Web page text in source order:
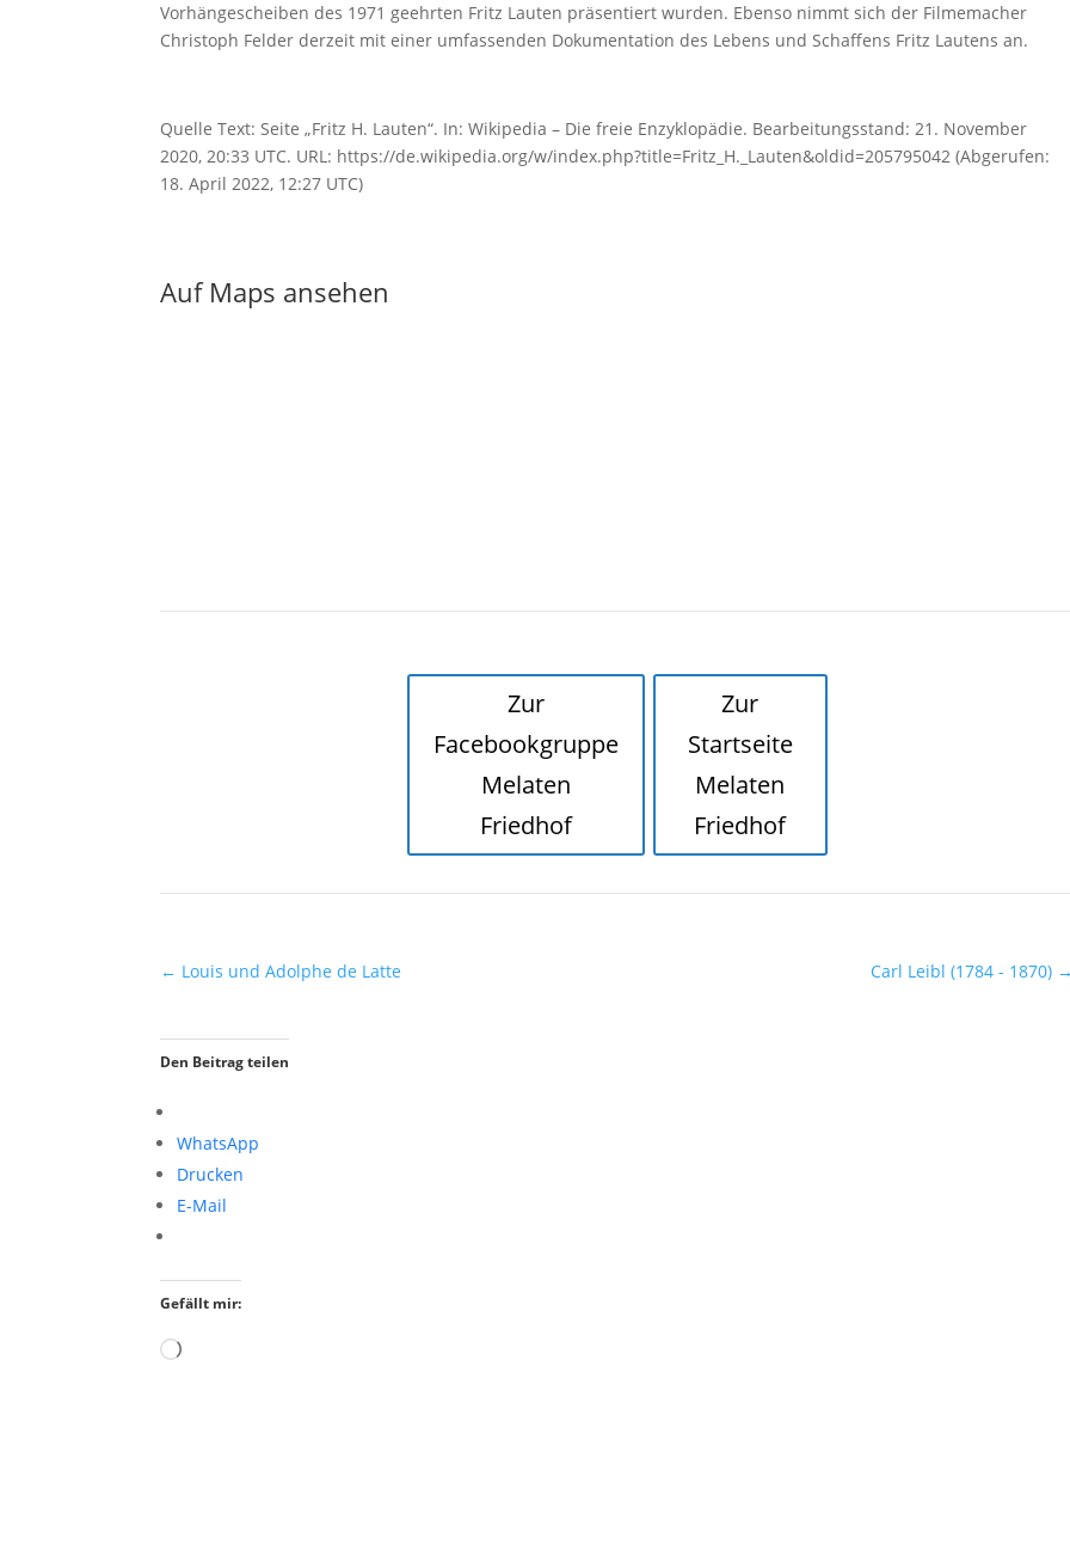
Vorhängescheiben des 1971 geehrten Fritz Lauten präsentiert wurden. Ebenso nimmt sich der Filmemacher
Christoph Felder derzeit mit einer umfassenden Dokumentation des Lebens und Schaffens Fritz Lautens an.
Quelle Text: Seite „Fritz H. Lauten“. In: Wikipedia – Die freie Enzyklopädie. Bearbeitungsstand: 21. November
2020, 20:33 UTC. URL: https://de.wikipedia.org/w/index.php?title=Fritz_H._Lauten&oldid=205795042 (Abgerufen:
18. April 2022, 12:27 UTC)
Auf Maps ansehen
Zur
Facebookgruppe
Melaten
Friedhof
Zur
Startseite
Melaten
Friedhof
← Louis und Adolphe de Latte Carl Leibl (1784 - 1870)
Den Beitrag teilen
WhatsApp
Drucken
E-Mail
Gefällt mir:
Wird